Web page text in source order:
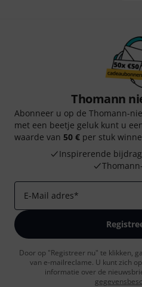
Thomann
Abonneer u op de Thomann-
met een beetje geluk kunt u
waarde van 50 € per stuk
Inspirerende
E-Mail adres*
Door op "Registreer nu" te klikken,
van e-mailreclame. U kunt zich
informatie over de